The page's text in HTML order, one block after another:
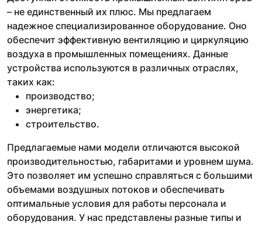
– не единственный их плюс. Мы предлагаем
надежное специализированное оборудование. Оно
обеспечит эффективную вентиляцию и циркуляцию
воздуха в промышленных помещениях. Данные
устройства используются в различных отраслях,
таких как:
производство;
энергетика;
строительство.
Предлагаемые нами модели отличаются высокой
производительностью, габаритами и уровнем шума.
Это позволяет им успешно справляться с большими
объемами воздушных потоков и обеспечивать
оптимальные условия для работы персонала и
оборудования. У нас представлены разные типы и